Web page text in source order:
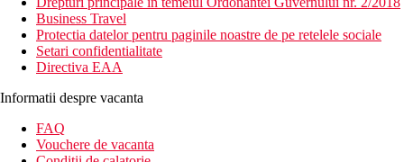
Business Travel
Protectia datelor pentru paginile noastre de pe retelele sociale
Setari confidentialitate
Directiva EAA
Informatii despre vacanta
FAQ
Vouchere de vacanta